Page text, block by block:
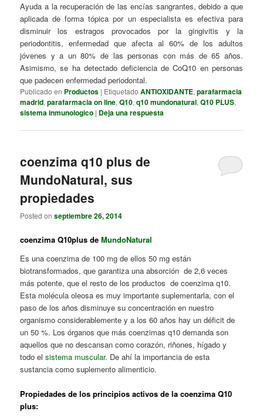
Ayuda a la recuperación de las encías sangrantes, debido a que
aplicada de forma tópica por un especialista es efectiva para
disminuir los estragos provocados por la gingivitis y la
periodontitis, enfermedad que afecta al 60% de los adultos
jóvenes y a un 80% de las personas con más de 65 años.
Asimismo, se ha detectado deficiencia de CoQ10 en personas
que padecen enfermedad periodontal.
Publicado en Productos | Etiquetado ANTIOXIDANTE,parafarmacia
madrid,parafarmacia on line,Q10,q10 mundonatural,Q10 PLUS,
sistema inmunologico | Deja una respuesta
coenzima q10 plus de
MundoNatural, sus
propiedades
Posted onseptiembre 26, 2014
coenzima Q10plus deMundoNatural
Es una coenzima de 100 mg de ellos 50 mg están
biotransformados, que garantiza una absorción de 2,6 veces
más potente, que el resto de los productos de coenzima q10.
Esta molécula oleosa es muy importante suplementarla, con el
paso de los años disminuye su concentración en nuestro
organismo considerablemente y a los 60 años hay un déficit de
un 50 %. Los órganos que más coenzimas q10 demanda son
aquellos que no descansan como corazón, riñones, hígado y
todo el sistema muscular. De ahí la importancia de esta
sustancia como suplemento alimenticio.
Propiedades de los principios activos de lacoenzimaQ10
plus: